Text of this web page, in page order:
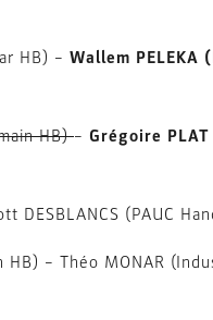
HB) – Wallem PELEKA
HB)– Grégoire
DESBLANCS (PAUC
HB) – Théo MONAR